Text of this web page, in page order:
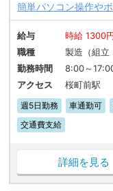
簡単パソコン操作や
給与
時給 1300
職種
製造（組立
勤務時間
8:00～
アクセス
桜町前駅
週5日勤務 車通勤可
交通費支給
詳細を見る